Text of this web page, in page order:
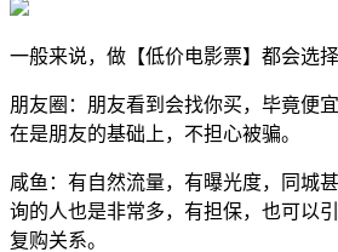
一般来说，做【低价电影票】都会选
朋友圈：朋友看到会找你买，毕竟便
在是朋友的基础上，不担心被骗。
咸鱼：有自然流量，有曝光度，同城
询的人也是非常多，有担保，也可以
复购关系。